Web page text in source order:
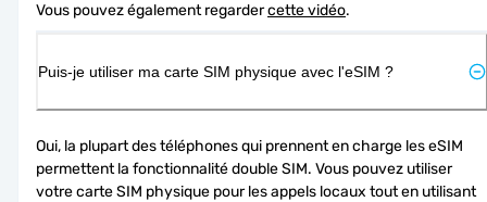
Vous pouvez également regarder cette vidéo.
Puis-je utiliser ma carte SIM physique avec l'eSIM ?
Oui, la plupart des téléphones qui prennent en charge les eSIM
permettent la fonctionnalité double SIM. Vous pouvez utiliser
votre carte SIM physique pour les appels locaux tout en utilisant